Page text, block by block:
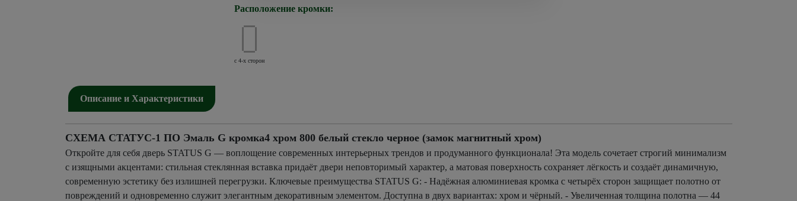
Расположение кромки:
с 4-х сторон
Описание и Характеристики
СХЕМА СТАТУС-1 ПО Эмаль G кромка4 хром 800 белый стекло черное (замок магнитный хром)
Откройте для себя дверь STATUS G — воплощение современных интерьерных трендов и продуманного функционала! Эта модель сочетает строгий минимализм
с изящными акцентами: стильная стеклянная вставка придаёт двери неповторимый характер, а матовая поверхность сохраняет лёгкость и создаёт динамичную,
современную эстетику без излишней перегрузки. Ключевые преимущества STATUS G: - Надёжная алюминиевая кромка с четырёх сторон защищает полотно от
повреждений и одновременно служит элегантным декоративным элементом. Доступна в двух вариантах: хром и чёрный. - Увеличенная толщина полотна — 44